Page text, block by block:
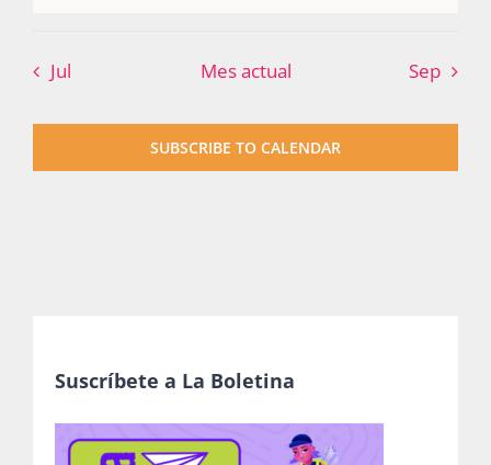
Bienvenida generación 2027-1
Jul Mes actual Sep
SUBSCRIBE TO CALENDAR
Suscríbete a La Boletina